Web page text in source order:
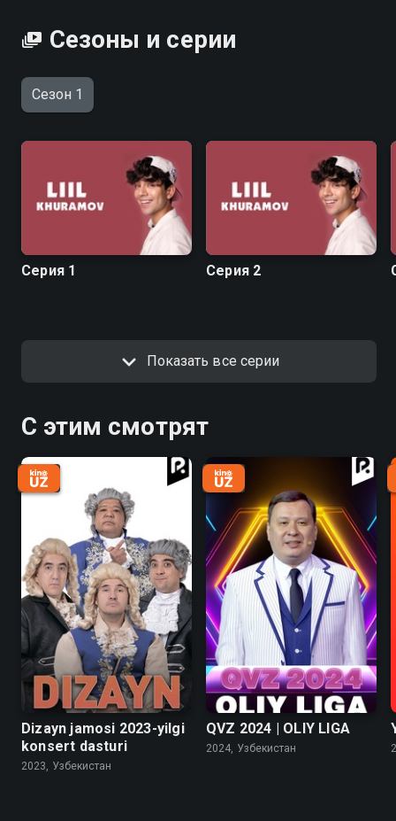
Сезоны и серии
Сезон 1
Серия 1 Серия 2
Показать все серии
С этим смотрят
Dizayn jamosi 2023-yilgi
konsert dasturi
2023, Узбекистан
QVZ 2024 | OLIY LIGA
2024, Узбекистан